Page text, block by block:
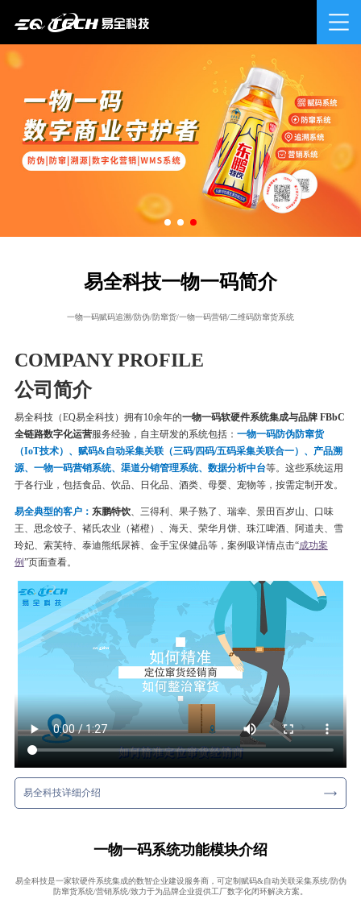
易全科技一物一码简介
一物一码赋码追溯/防伪/防窜货/一物一码营销/二维码防窜货系统
COMPANY PROFILE
公司简介
易全科技（EQ易全科技）拥有10余年的一物一码软硬件系统集成与品牌 FBbC
全链路数字化运营服务经验，自主研发的系统包括： 一物一码防伪防窜货
（IoT技术）、赋码&自动采集关联（三码/四码/五码采集关联合一）、产品溯
源、一物一码营销系统、渠道分销管理系统、数据分析中台等。这些系统运用
于各行业，包括食品、饮品、日化品、酒类、母婴、宠物等，按需定制开发。
易全典型的客户： 东鹏特饮、三得利、果子熟了、瑞幸、 景田百岁山、口味
王、思念饺子、 褚氏农业（褚橙）、 海天、荣华月饼、 珠江啤酒、 阿道夫、雪
玲妃、索芙特、泰迪熊纸尿裤、金手宝保健品等，案例吸详情点击“成功案
例”页面查看。
易全科技详细介绍
一物一码系统功能模块介绍
易全科技是一家软硬件系统集成的数智企业建设服务商，可定制赋码&自动关联采集系统/防伪
防窜货系统/营销系统/致力于为品牌企业提供工厂数字化闭环解决方案。